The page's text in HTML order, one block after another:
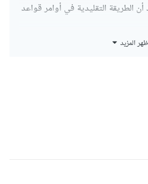
أن الطريقة التقليدية في أوامر قواعد
المزيد